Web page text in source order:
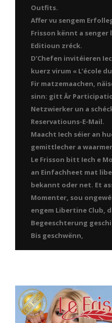
Outfits.
Affer vu sengem
Frisson kënnt a senger
Editioun zréck.
D’Chefen invitéieren
kuerz virum « L’école
Fir matzemaachen,
sinn: gitt Är
Netzwierker un a
Reservatiouns-E-Mail.
Maacht Iech séier an
gemittlecher a
Le Frisson bitt Iech e
an Einfachheet mat
bekannt oder net. Et
Momenter, sou
engem Libertine Club,
Begeeschterung
Bis geschwënn,